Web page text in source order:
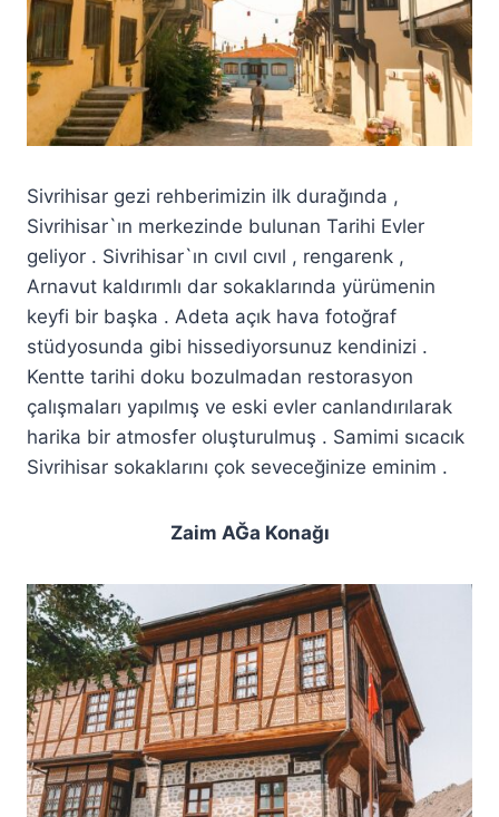
Sivrihisar gezi rehberimizin ilk durağında ,
Sivrihisar`ın merkezinde bulunan Tarihi Evler
geliyor . Sivrihisar`ın cıvıl cıvıl , rengarenk ,
Arnavut kaldırımlı dar sokaklarında yürümenin
keyfi bir başka . Adeta açık hava fotoğraf
stüdyosunda gibi hissediyorsunuz kendinizi .
Kentte tarihi doku bozulmadan restorasyon
çalışmaları yapılmış ve eski evler canlandırılarak
harika bir atmosfer oluşturulmuş . Samimi sıcacık
Sivrihisar sokaklarını çok seveceğinize eminim .
Zaim AĞa Konağı